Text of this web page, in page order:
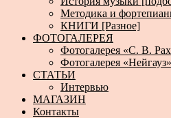
Методика и
КНИГИ [Разное]
ФОТОГАЛЕРЕЯ
Фотогалерея «С. В.
Фотогалерея «Нейгауз»
СТАТЬИ
Интервью
МАГАЗИН
Контакты